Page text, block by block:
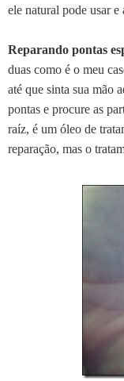
ele natural pode usar
Reparando pontas
duas como é o meu
até que sinta sua mão
pontas e procure as
raíz, é um óleo de
reparação, mas o